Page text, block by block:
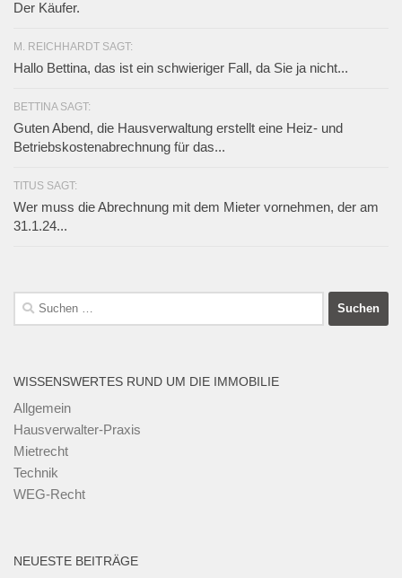
Der Käufer.
M. REICHHARDT SAGT:
Hallo Bettina, das ist ein schwieriger Fall, da Sie ja nicht...
BETTINA SAGT:
Guten Abend, die Hausverwaltung erstellt eine Heiz- und
Betriebskostenabrechnung für das...
TITUS SAGT:
Wer muss die Abrechnung mit dem Mieter vornehmen, der am
31.1.24...
Suchen
nach:
WISSENSWERTES RUND UM DIE IMMOBILIE
Allgemein
Hausverwalter-Praxis
Mietrecht
Technik
WEG-Recht
NEUESTE BEITRÄGE